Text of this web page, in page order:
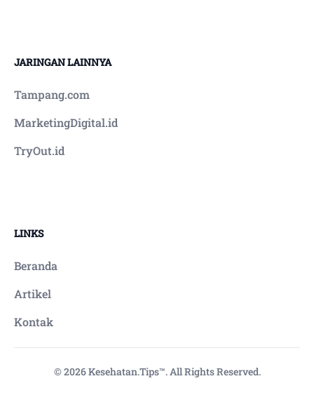
JARINGAN LAINNYA
Tampang.com
MarketingDigital.id
TryOut.id
LINKS
Beranda
Artikel
Kontak
© 2026 Kesehatan.Tips™. All Rights Reserved.